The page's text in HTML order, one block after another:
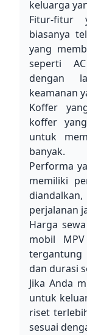
keluarga
Fitur-fitur
biasanya
yang
seperti
dengan
keamanan
Koffer
koffer
untuk
banyak.
Performa
memiliki
perjalanan
Harga
mobil
dan durasi
Jika Anda
untuk
riset
sesuai